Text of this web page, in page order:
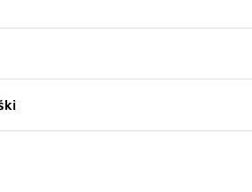
pripremaju svoj odgovor na
koje palestinska grupa, libanski
Njegova smrt uslijedila je
vojni vođa Hezbolaha
strahove od širenja rata na